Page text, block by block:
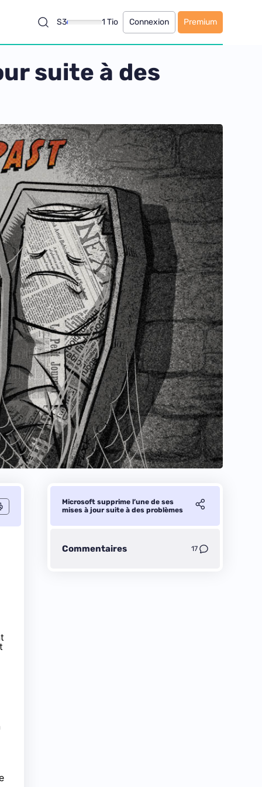
S3 1 Tio Connexion Premium
suite à des
Microsoft supprime l’une de ses
mises à jour suite à des problèmes
Commentaires 17